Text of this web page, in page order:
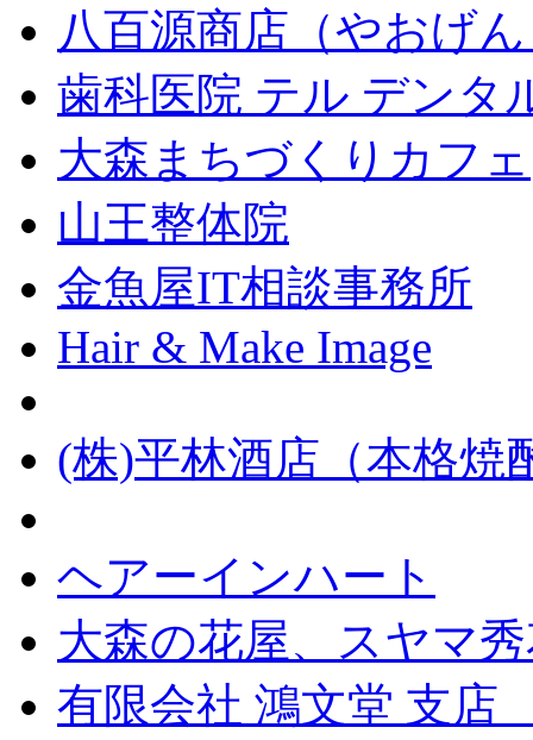
八百源商店（やおげ
歯科医院 テル デンタ
大森まちづくりカフェ
山王整体院
金魚屋IT相談事務所
Hair & Make Image
(株)平林酒店（本格焼
ヘアーインハート
大森の花屋、スヤマ
有限会社 鴻文堂 支店